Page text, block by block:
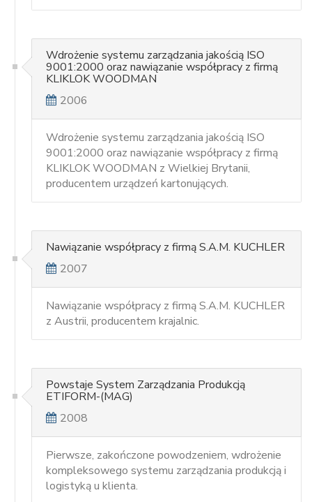
Wdrożenie systemu zarządzania jakością ISO
9001:2000 oraz nawiązanie współpracy z firmą
KLIKLOK WOODMAN
2006
Wdrożenie systemu zarządzania jakością ISO
9001:2000 oraz nawiązanie współpracy z firmą
KLIKLOK WOODMAN z Wielkiej Brytanii,
producentem urządzeń kartonujących.
Nawiązanie współpracy z firmą S.A.M. KUCHLER
2007
Nawiązanie współpracy z firmą S.A.M. KUCHLER
z Austrii, producentem krajalnic.
Powstaje System Zarządzania Produkcją
ETIFORM-(MAG)
2008
Pierwsze, zakończone powodzeniem, wdrożenie
kompleksowego systemu zarządzania produkcją i
logistyką u klienta.